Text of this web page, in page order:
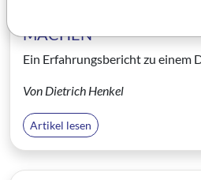
DEN TRAUMBERUF
MACHEN
Ein Erfahrungsbericht zu einem
Von Dietrich Henkel
Artikel lesen